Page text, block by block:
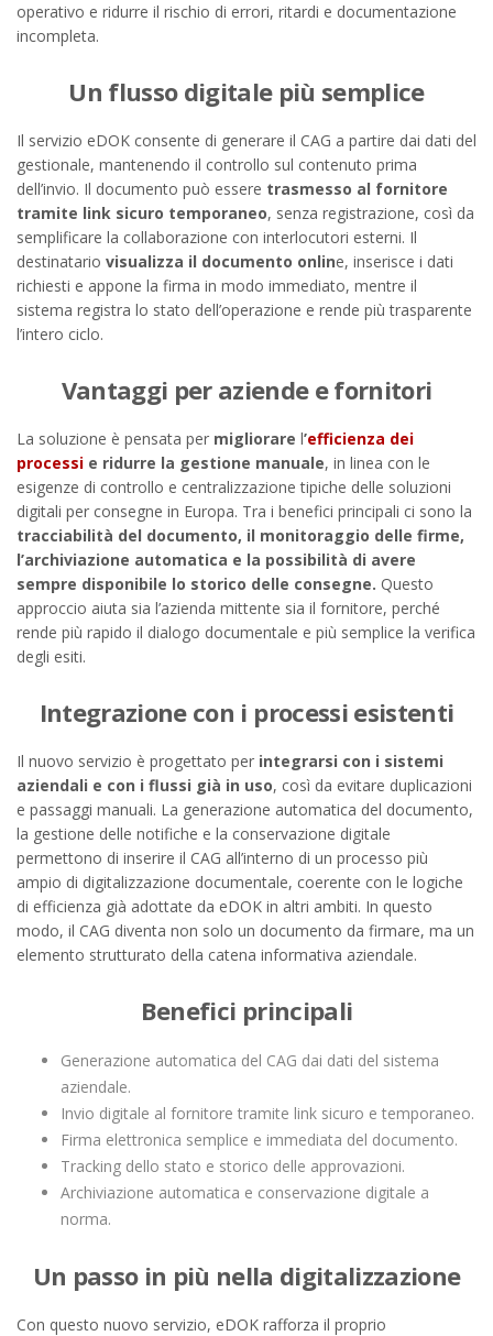
operativo e ridurre il rischio di errori, ritardi e documentazione
incompleta.
Un flusso digitale più semplice
Il servizio eDOK consente di generare il CAG a partire dai dati del
gestionale, mantenendo il controllo sul contenuto prima
dell’invio. Il documento può essere trasmesso al fornitore
tramite link sicuro temporaneo, senza registrazione, così da
semplificare la collaborazione con interlocutori esterni. Il
destinatario visualizza il documento online, inserisce i dati
richiesti e appone la firma in modo immediato, mentre il
sistema registra lo stato dell’operazione e rende più trasparente
l’intero ciclo.
Vantaggi per aziende e fornitori
La soluzione è pensata per migliorare l’efficienza dei
processi e ridurre la gestione manuale, in linea con le
esigenze di controllo e centralizzazione tipiche delle soluzioni
digitali per consegne in Europa. Tra i benefici principali ci sono la
tracciabilità del documento, il monitoraggio delle firme,
l’archiviazione automatica e la possibilità di avere
sempre disponibile lo storico delle consegne. Questo
approccio aiuta sia l’azienda mittente sia il fornitore, perché
rende più rapido il dialogo documentale e più semplice la verifica
degli esiti.
Integrazione con i processi esistenti
Il nuovo servizio è progettato per integrarsi con i sistemi
aziendali e con i flussi già in uso, così da evitare duplicazioni
e passaggi manuali. La generazione automatica del documento,
la gestione delle notifiche e la conservazione digitale
permettono di inserire il CAG all’interno di un processo più
ampio di digitalizzazione documentale, coerente con le logiche
di efficienza già adottate da eDOK in altri ambiti. In questo
modo, il CAG diventa non solo un documento da firmare, ma un
elemento strutturato della catena informativa aziendale.
Benefici principali
Generazione automatica del CAG dai dati del sistema
aziendale.
Invio digitale al fornitore tramite link sicuro e temporaneo.
Firma elettronica semplice e immediata del documento.
Tracking dello stato e storico delle approvazioni.
Archiviazione automatica e conservazione digitale a
norma.
Un passo in più nella digitalizzazione
Con questo nuovo servizio, eDOK rafforza il proprio